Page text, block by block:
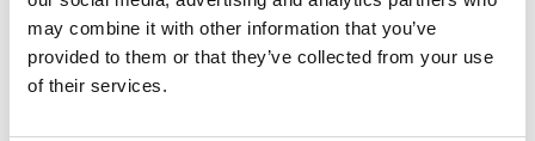
may combine it with other information that you’ve
provided to them or that they’ve collected from your use
of their services.